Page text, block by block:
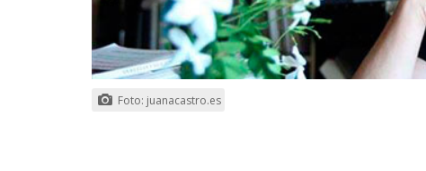
Foto: juanacastro.es